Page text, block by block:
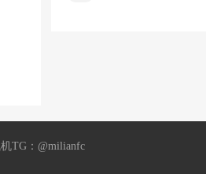
TG：@milianfc